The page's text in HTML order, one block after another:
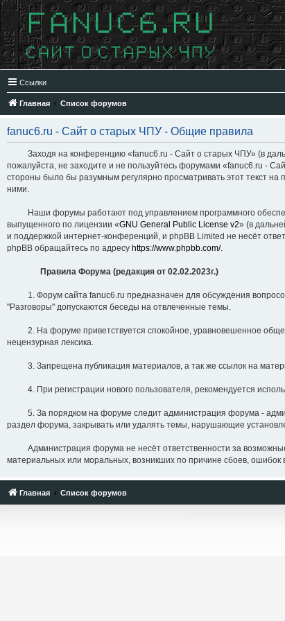
Ссылки
Главная Список форумов
fanuc6.ru - Сайт о старых ЧПУ - Общие правила
Заходя на конференцию «fanuc6.ru - Сайт о старых ЧПУ» (в
пожалуйста, не заходите и не пользуйтесь форумами «fanuc6.ru -
стороны было бы разумным регулярно просматривать этот текст
ними.
Наши форумы работают под управлением программного
выпущенного по лицензии «GNU General Public License v2» (в
и поддержкой интернет-конференций, и phpBB Limited не несёт
phpBB обращайтесь по адресу https://www.phpbb.com/.
Правила Форума (редакция от 02.02.2023г.)
1. Форум сайта fanuc6.ru предназначен для обсуждения
"Разговоры" допускаются беседы на отвлеченные темы.
2. На форуме приветствуется спокойное, уравновешенное
нецензурная лексика.
3. Запрещена публикация материалов, а так же ссылок на
4. При регистрации нового пользователя, рекомендуется
5. За порядком на форуме следит администрация форума -
раздел форума, закрывать или удалять темы, нарушающие
Администрация форума не несёт ответственности за возможные
материальных или моральных, возникших по причине сбоев, ошибок
Главная Список форумов